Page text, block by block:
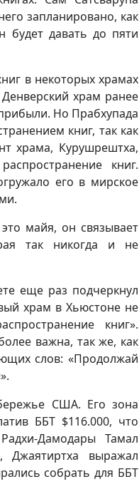
запланировано, как
будет давать до пяти
в некоторых храмах
храм ранее
Но Прабхупада
книг, так как
храма, Курушрештха,
книг.
его в мирское
майя, он связывает
так никогда и не
еще раз подчеркнул
храм в Хьюстоне не
книг».
важна, так же, как
слов: «Продолжай
США. Его зона
ББТ $116.000, что
Дамодары Тамал
выражал
собрать для ББТ